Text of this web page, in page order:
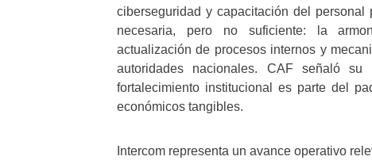
ciberseguridad y capacitación del
necesaria, pero no suficiente: la
actualización de procesos internos y
autoridades nacionales. CAF señaló
fortalecimiento institucional es parte del
económicos tangibles.
Intercom representa un avance operativo